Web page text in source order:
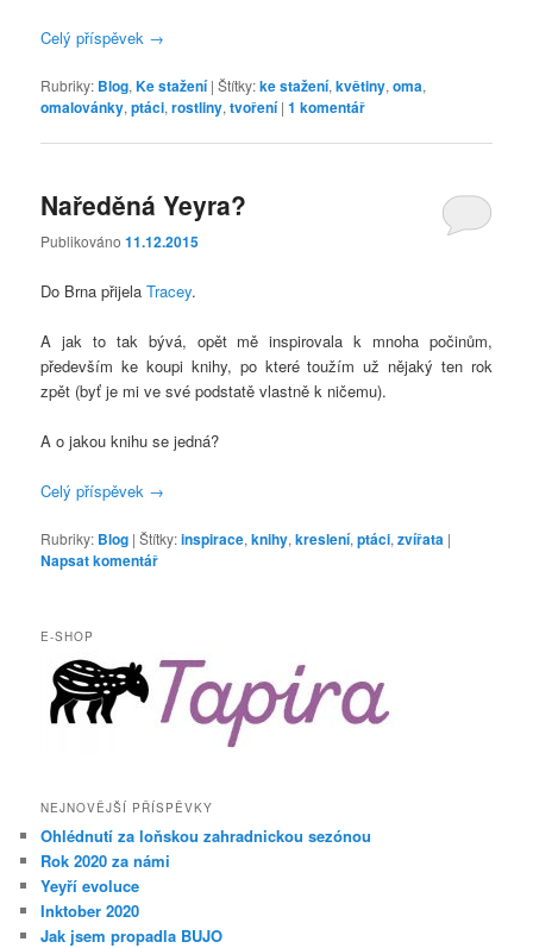
Celý příspěvek →
Rubriky: Blog,Ke stažení |Štítky:ke stažení,květiny,oma,
omalovánky,ptáci,rostliny,tvoření |1 komentář
Naředěná Yeyra?
Publikováno11.12.2015
Do Brna přijelaTracey.
A jak to tak bývá, opět mě inspirovala k mnoha počinům,
především ke koupi knihy, po které toužím už nějaký ten rok
zpět (byť je mi ve své podstatě vlastně k ničemu).
A o jakou knihu se jedná?
Celý příspěvek →
Rubriky: Blog |Štítky:inspirace,knihy,kreslení,ptáci,zvířata |
Napsat komentář
E-SHOP
NEJNOVĚJŠÍ PŘÍSPĚVKY
Ohlédnutí za loňskou zahradnickou sezónou
Rok 2020 za námi
Yeyří evoluce
Inktober 2020
Jak jsem propadla BUJO